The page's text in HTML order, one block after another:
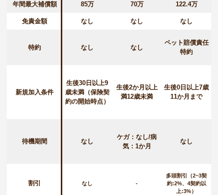
年間最大補償額 85万 70万 122.4万
免責金額 なし なし なし
特約 なし なし
ペット賠償責任
特約
新規加入条件
生後30日以上9
歳未満（保険契
約の開始時点）
生後2か月以上
満12歳未満
生後0日以上7歳
11か月まで
待機期間 なし
ケガ：なし/病
気：1か月
なし
割引 なし -
多頭割引（2~3契
約:2%、4契約以
上:3%）